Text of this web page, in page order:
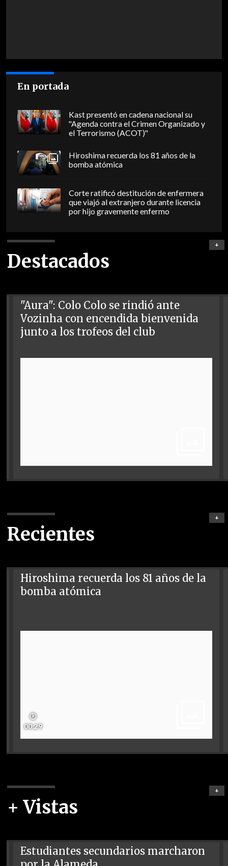
En portada
Kast presentó en cadena nacional su
"Agenda contra el Crimen Organizado y
el Terrorismo (ACOT)"
Hiroshima recuerda los 81 años de la
bomba atómica
Corte ratificó destitución de enfermera
que viajó al extranjero durante licencia
por hijo gravemente enfermo
Destacados
+
"Aura": Colo Colo se rindió ante
Vozinha con encendida bienvenida
junto a los trofeos del club
Recientes
+
Hiroshima recuerda los 81 años de la
bomba atómica
🕑
00:29
+ Vistas
+
Estudiantes secundarios marcharon